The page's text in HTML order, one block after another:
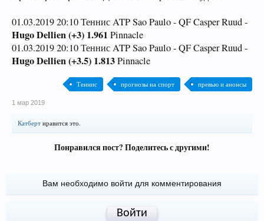
01.03.2019 20:10 Теннис ATP Sao Paulo - QF Casper Ruud -
Hugo Dellien (+3) 1.961 Pinnacle
01.03.2019 20:10 Теннис ATP Sao Paulo - QF Casper Ruud -
Hugo Dellien (+3.5) 1.813Pinnacle
Теннис прогнозы на спорт превью и анонсы
1 мар 2019
Катберт нравится это.
Понравился пост? Поделитесь с другими!
Вам необходимо войти для комментирования
Войти